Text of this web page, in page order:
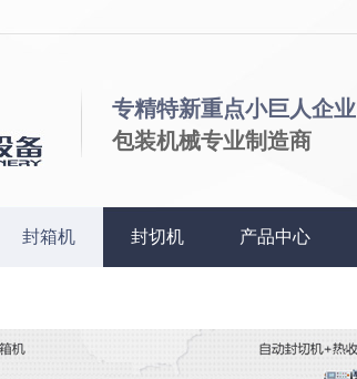
专精特新重点小巨人企业
包装机械专业制造商
封箱机 封切机 产品中心